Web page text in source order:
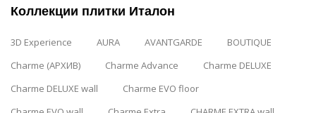
Коллекции плитки Италон
3D Experience AURA AVANTGARDE
BOUTIQUE
Charme (АРХИВ)
Charme Advance
Charme DELUXE
Charme DELUXE wall
Charme EVO floor